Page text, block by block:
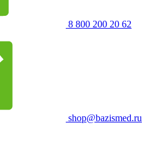
8 800 200 20 62
shop@bazismed.ru